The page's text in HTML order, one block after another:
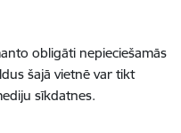
obligāti nepieciešamās
šajā vietnē var tikt
sīkdatnes.